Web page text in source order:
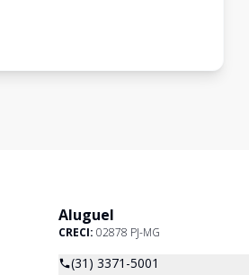
Aluguel
CRECI: 02878 PJ-MG
(31) 3371-5001